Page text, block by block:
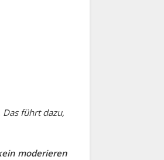
führt dazu,
moderieren